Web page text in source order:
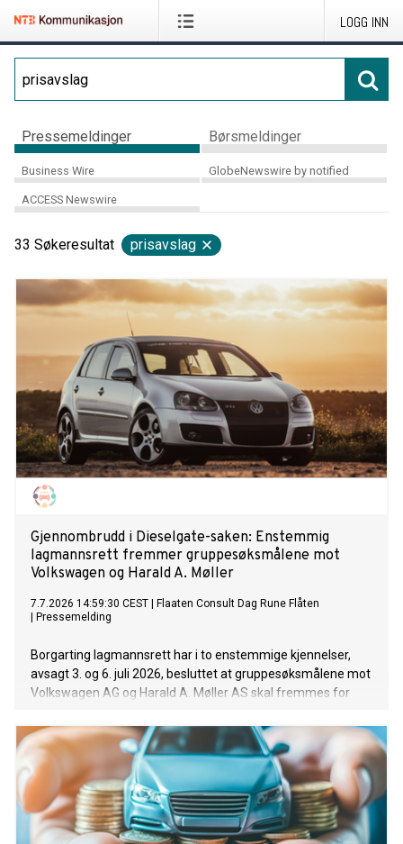
LOGG INN
Pressemeldinger Børsmeldinger
Business Wire GlobeNewswire by notified
ACCESS Newswire
33 Søkeresultat prisavslag
Gjennombrudd i Dieselgate-saken: Enstemmig
lagmannsrett fremmer gruppesøksmålene mot
Volkswagen og Harald A. Møller
7.7.2026 14:59:30 CEST
Flaaten Consult Dag Rune Flåten
Pressemelding
Borgarting lagmannsrett har i to enstemmige kjennelser,
avsagt 3. og 6. juli 2026, besluttet at gruppesøksmålene mot
Volkswagen AG og Harald A. Møller AS skal fremmes for
bli avgjort gjennom forlik allerede før den når rettssalen, og
berørte bileiere oppfordres derfor til å melde seg på
klagesaken hos Bilklager.no nå, ikke vente.